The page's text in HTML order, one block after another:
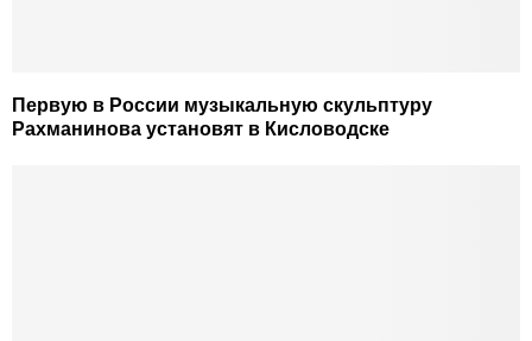
Первую в России музыкальную скульптуру
Рахманинова установят в Кисловодске